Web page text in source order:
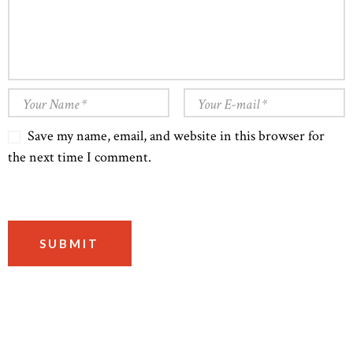
Save my name, email, and website in this browser for
the next time I comment.